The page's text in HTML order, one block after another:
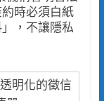
時必須白紙
，不讓隱私